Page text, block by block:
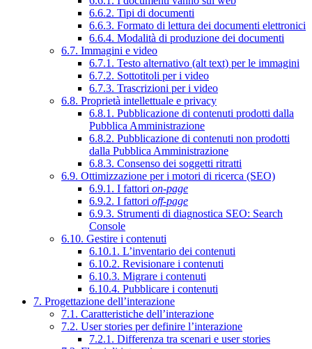
6.6.2. Tipi di documenti
6.6.3. Formato di lettura dei documenti elettronici
6.6.4. Modalità di produzione dei documenti
6.7. Immagini e video
6.7.1. Testo alternativo (alt text) per le immagini
6.7.2. Sottotitoli per i video
6.7.3. Trascrizioni per i video
6.8. Proprietà intellettuale e privacy
6.8.1. Pubblicazione di contenuti prodotti dalla
Pubblica Amministrazione
6.8.2. Pubblicazione di contenuti non prodotti
dalla Pubblica Amministrazione
6.8.3. Consenso dei soggetti ritratti
6.9. Ottimizzazione per i motori di ricerca (SEO)
6.9.1. I fattori on-page
6.9.2. I fattori off-page
6.9.3. Strumenti di diagnostica SEO: Search
Console
6.10. Gestire i contenuti
6.10.1. L’inventario dei contenuti
6.10.2. Revisionare i contenuti
6.10.3. Migrare i contenuti
6.10.4. Pubblicare i contenuti
7. Progettazione dell’interazione
7.1. Caratteristiche dell’interazione
7.2. User stories per definire l’interazione
7.2.1. Differenza tra scenari e user stories